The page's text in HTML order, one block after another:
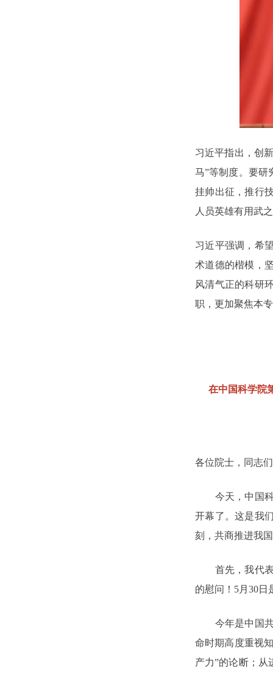
习近平指出，创
马”等制度。要研
挂帅出征，推行
人员英雄有用武
习近平强调，希
术道德的楷模，
风清气正的科研
职，更加聚焦本
在中国科学院
各位院士，同志
今天，中国科
开幕了。这是我
刻，共商推进我
首先，我代表
的慰问！5月30
今年是中国共
命时期高度重视
产力”的论断；从